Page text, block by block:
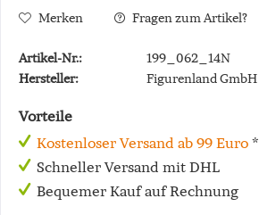
Merken Fragen zum Artikel?
Artikel-Nr.:
199_062_14N
Hersteller:
Figurenland GmbH
Vorteile
Kostenloser Versand ab 99 Euro *
Schneller Versand mit DHL
Bequemer Kauf auf Rechnung